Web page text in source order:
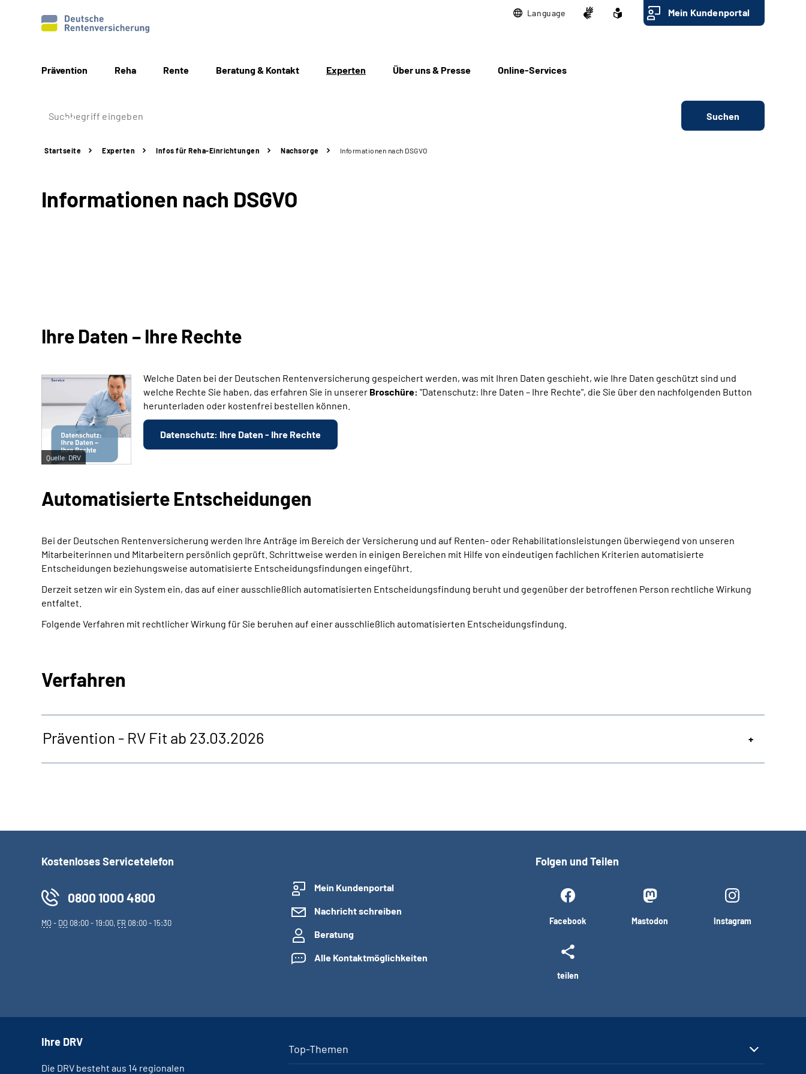
Language Mein Kundenportal
Prävention Reha Rente Beratung & Kontakt Experten Über uns & Presse Online-Services
Suchen
Startseite Experten Infos für Reha-Einrichtungen Nachsorge Informationen nach DSGVO
Informationen nach DSGVO
Ihre Daten – Ihre Rechte
Quelle: DRV
Welche Daten bei der Deutschen Rentenversicherung gespeichert werden, was mit Ihren Daten geschieht, wie Ihre Daten geschützt sind und
welche Rechte Sie haben, das erfahren Sie in unserer Broschüre: "Datenschutz: Ihre Daten – Ihre Rechte", die Sie über den nachfolgenden Button
herunterladen oder kostenfrei bestellen können.
Datenschutz: Ihre Daten - Ihre Rechte
Automatisierte Entscheidungen
Bei der Deutschen Rentenversicherung werden Ihre Anträge im Bereich der Versicherung und auf Renten- oder Rehabilitationsleistungen überwiegend von unseren
Mitarbeiterinnen und Mitarbeitern persönlich geprüft. Schrittweise werden in einigen Bereichen mit Hilfe von eindeutigen fachlichen Kriterien automatisierte
Entscheidungen beziehungsweise automatisierte Entscheidungsfindungen eingeführt.
Derzeit setzen wir ein System ein, das auf einer ausschließlich automatisierten Entscheidungs­findung beruht und gegenüber der betroffenen Person rechtliche Wirkung
entfaltet.
Folgende Verfahren mit rechtlicher Wirkung für Sie beruhen auf einer ausschließlich automatisierten Entscheidungs­findung.
Verfahren
Prävention - RV Fit ab 23.03.2026
Kostenloses Servicetelefon
0800 1000 4800
MO- DO 08:00 - 19:00, FR 08:00 - 15:30
Mein Kundenportal
Nachricht schreiben
Beratung
Alle Kontaktmöglichkeiten
Folgen und Teilen
Facebook Mastodon Instagram
teilen
Top-Themen
Ihre DRV
Die DRV besteht aus 14 regionalen